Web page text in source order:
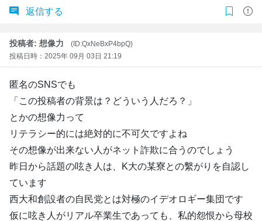
返信する
投稿者: 想像力
(ID:QxNeBxP4bpQ)
投稿日時：2025年 09月 03日 21:19
匿名のSNSでも
「この投稿者の背景は？どういう人だろ？」
とかの想像力って
リテラシー的には絶対的に不可欠ですよね
その想像が出来ない人がネット詐欺に合うのでしょう
昨日から話題の呟き人は、K大の某寮との繫がりを自認し
ています
西大和創設者の自民党とは対極のイデオロギー集団です
仮に呟き人がリアル卒業生であっても、私的怨恨から母校